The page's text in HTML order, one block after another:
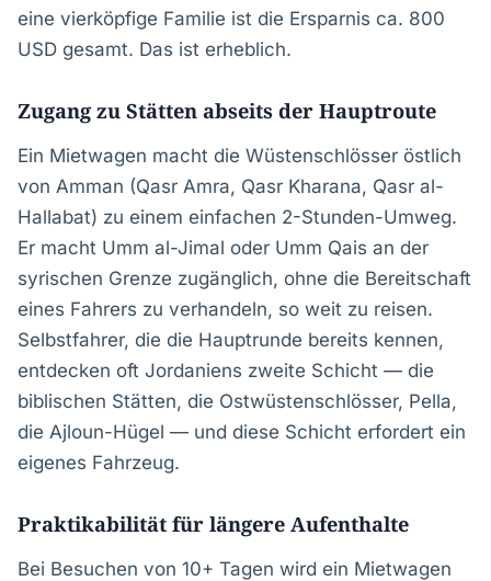
eine vierköpfige Familie ist die Ersparnis ca. 800
USD gesamt. Das ist erheblich.
Zugang zu Stätten abseits der Hauptroute
Ein Mietwagen macht die Wüstenschlösser östlich
von Amman (Qasr Amra, Qasr Kharana, Qasr al-
Hallabat) zu einem einfachen 2-Stunden-Umweg.
Er macht Umm al-Jimal oder Umm Qais an der
syrischen Grenze zugänglich, ohne die Bereitschaft
eines Fahrers zu verhandeln, so weit zu reisen.
Selbstfahrer, die die Hauptrunde bereits kennen,
entdecken oft Jordaniens zweite Schicht — die
biblischen Stätten, die Ostwüstenschlösser, Pella,
die Ajloun-Hügel — und diese Schicht erfordert ein
eigenes Fahrzeug.
Praktikabilität für längere Aufenthalte
Bei Besuchen von 10+ Tagen wird ein Mietwagen